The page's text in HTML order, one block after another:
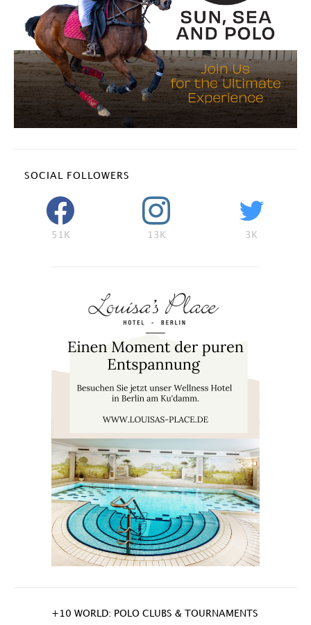
SOCIAL FOLLOWERS
51K 13K 3K
+10 WORLD: POLO CLUBS & TOURNAMENTS